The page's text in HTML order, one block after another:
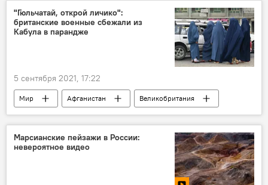
"Гюльчатай, открой личико":
британские военные сбежали из
Кабула в парандже
5 сентября 2021, 17:22
Мир Афганистан
Великобритания
разведка
Марсианские пейзажи в России:
невероятное видео